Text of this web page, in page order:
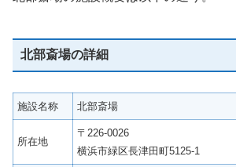
北部斎場の詳細
施設名称 北部斎場
所在地
〒226-0026
横浜市緑区長津田町5125-1